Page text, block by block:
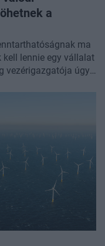
a
ma
kell lennie egy vállalat
vezérigazgatója úgy
Investment